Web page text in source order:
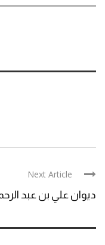
Next Article
ديوان علي بن عبد